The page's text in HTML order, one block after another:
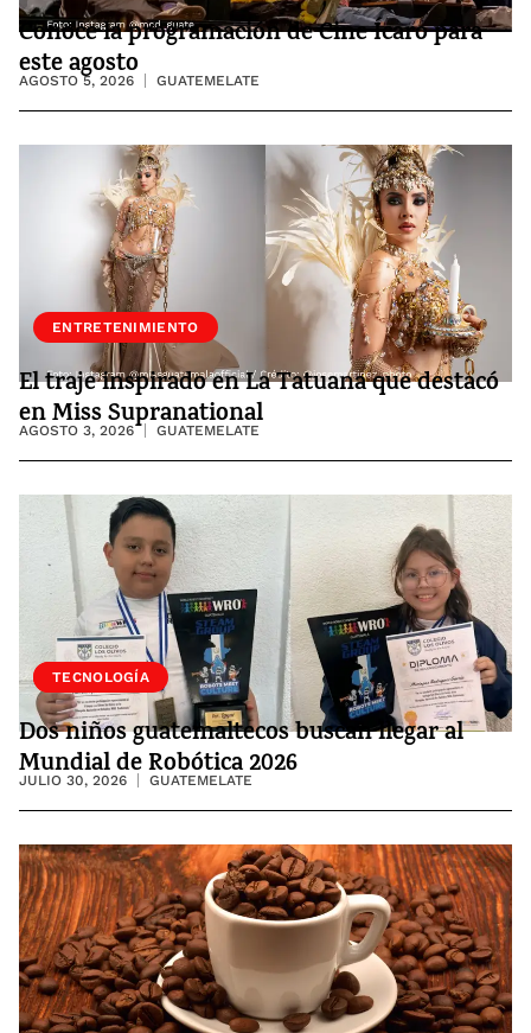
Conoce la programación de Cine Ícaro para
este agosto
AGOSTO 5, 2026 GUATEMELATE
ENTRETENIMIENTO
El traje inspirado en La Tatuana que destacó
en Miss Supranational
AGOSTO 3, 2026 GUATEMELATE
SOCIEDAD
TECNOLOGÍA
Dos niños guatemaltecos buscan llegar al
Mundial de Robótica 2026
JULIO 30, 2026 GUATEMELATE